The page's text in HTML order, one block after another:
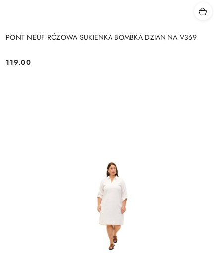
PONT NEUF RÓŻOWA SUKIENKA BOMBKA DZIANINA V369
Cena:
119.00